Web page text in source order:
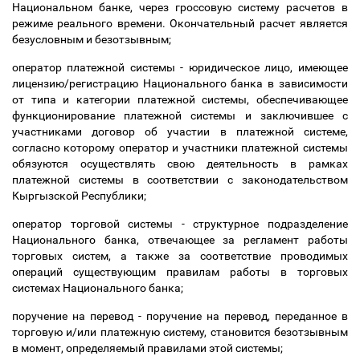
Национальном банке, через гроссовую систему расчетов в
режиме реального времени. Окончательный расчет является
безусловным и безотзывным;
оператор платежной системы - юридическое лицо, имеющее
лицензию/регистрацию Национального банка в зависимости
от типа и категории платежной системы, обеспечивающее
функционирование платежной системы и заключившее с
участниками договор об участии в платежной системе,
согласно которому оператор и участники платежной системы
обязуются осуществлять свою деятельность в рамках
платежной системы в соответствии с законодательством
Кыргызской Республики;
оператор торговой системы - структурное подразделение
Национального банка, отвечающее за регламент работы
торговых систем, а также за соответствие проводимых
операций существующим правилам работы в торговых
системах Национального банка;
поручение на перевод - поручение на перевод, переданное в
торговую и/или платежную систему, становится безотзывным
в момент, определяемый правилами этой системы;